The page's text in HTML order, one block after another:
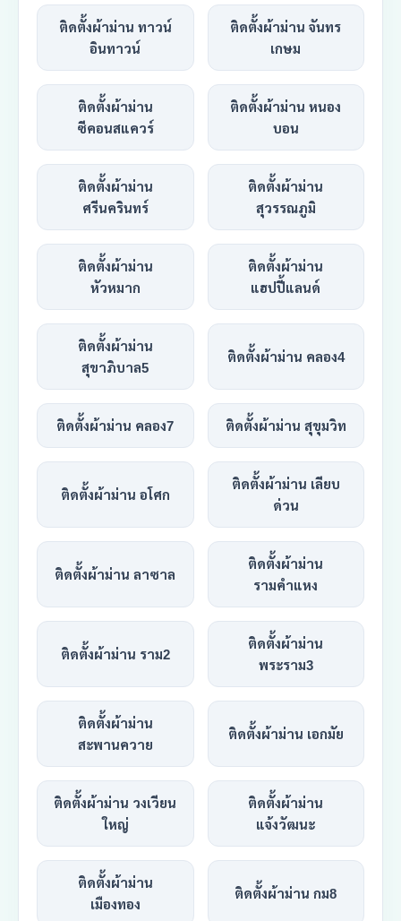
ติดตั้งผ้าม่าน ทาวน์
อินทาวน์
ติดตั้งผ้าม่าน จันทร
เกษม
ติดตั้งผ้าม่าน
ซีคอนสแควร์
ติดตั้งผ้าม่าน หนอง
บอน
ติดตั้งผ้าม่าน
ศรีนครินทร์
ติดตั้งผ้าม่าน
สุวรรณภูมิ
ติดตั้งผ้าม่าน
หัวหมาก
ติดตั้งผ้าม่าน
แฮปปี้แลนด์
ติดตั้งผ้าม่าน
สุขาภิบาล5
ติดตั้งผ้าม่าน คลอง4
ติดตั้งผ้าม่าน คลอง7 ติดตั้งผ้าม่าน สุขุมวิท
ติดตั้งผ้าม่าน อโศก
ติดตั้งผ้าม่าน เลียบ
ด่วน
ติดตั้งผ้าม่าน ลาซาล
ติดตั้งผ้าม่าน
รามคำแหง
ติดตั้งผ้าม่าน ราม2
ติดตั้งผ้าม่าน
พระราม3
ติดตั้งผ้าม่าน
สะพานควาย
ติดตั้งผ้าม่าน เอกมัย
ติดตั้งผ้าม่าน วงเวียน
ใหญ่
ติดตั้งผ้าม่าน
แจ้งวัฒนะ
ติดตั้งผ้าม่าน
เมืองทอง
ติดตั้งผ้าม่าน กม8